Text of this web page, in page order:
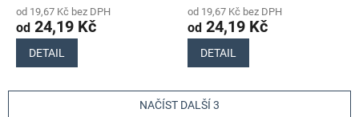
od 19,67 Kč bez DPH
od 24,19 Kč
DETAIL
od 19,67 Kč bez DPH
od 24,19 Kč
DETAIL
NAČÍST DALŠÍ 3